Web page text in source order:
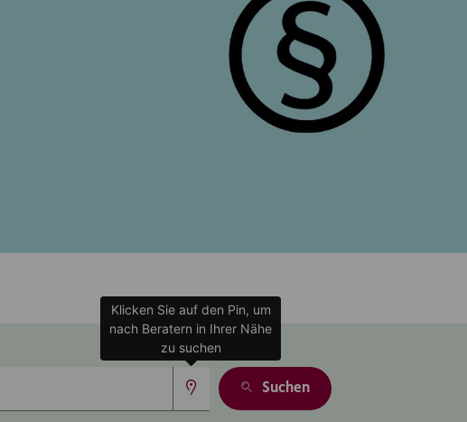
Suchen
Klicken Sie auf den Pin, um
nach Beratern in Ihrer Nähe
zu suchen